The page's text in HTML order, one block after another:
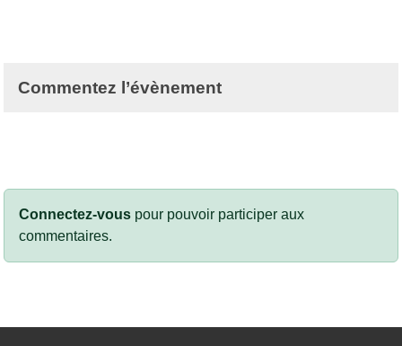
Commentez l’évènement
Connectez-vous pour pouvoir participer aux
commentaires.